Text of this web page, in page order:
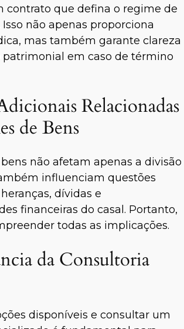
contrato que defina o regime de
não apenas proporciona
mas também garante clareza
patrimonial em caso de término
Relacionadas
de Bens
não afetam apenas a divisão
influenciam questões
dívidas e
financeiras do casal. Portanto,
todas as implicações.
da Consultoria
disponíveis e consultar um